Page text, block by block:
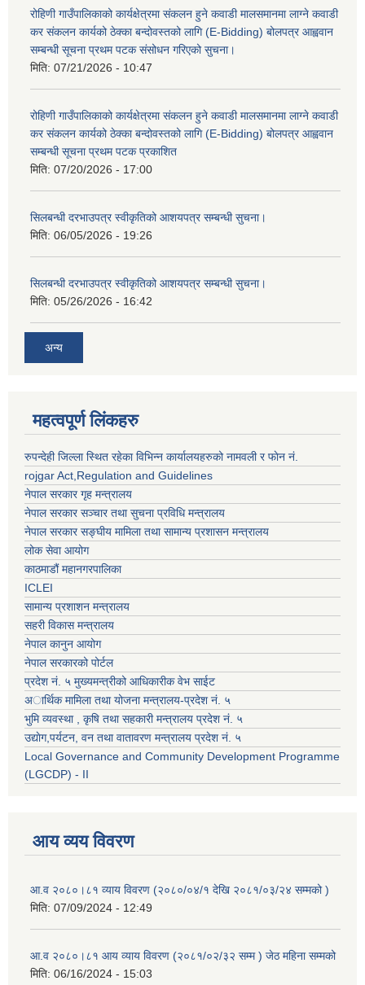
रोहिणी गाउँपालिकाको कार्यक्षेत्रमा संकलन हुने कवाडी मालसमानमा लाग्ने कवाडी
कर संकलन कार्यको ठेक्का बन्दोवस्तको लागि (E-Bidding) बोलपत्र आह्ववान
सम्बन्धी सूचना प्रथम पटक संसोधन गरिएको सुचना।
मिति: 07/21/2026 - 10:47
रोहिणी गाउँपालिकाको कार्यक्षेत्रमा संकलन हुने कवाडी मालसमानमा लाग्ने कवाडी
कर संकलन कार्यको ठेक्का बन्दोवस्तको लागि (E-Bidding) बोलपत्र आह्ववान
सम्बन्धी सूचना प्रथम पटक प्रकाशित
मिति: 07/20/2026 - 17:00
सिलबन्धी दरभाउपत्र स्वीकृतिको आशयपत्र सम्बन्धी सुचना।
मिति: 06/05/2026 - 19:26
सिलबन्धी दरभाउपत्र स्वीकृतिको आशयपत्र सम्बन्धी सुचना।
मिति: 05/26/2026 - 16:42
अन्य
महत्वपूर्ण लिंकहरु
रुपन्देही जिल्ला स्थित रहेका विभिन्न कार्यालयहरुको नामवली र फाेन न‌ं.
rojgar Act,Regulation and Guidelines
नेपाल सरकार गृह मन्त्रालय
नेपाल सरकार सञ्चार तथा सुचना प्रविधि मन्त्रालय
नेपाल सरकार सङ्घीय मामिला तथा सामान्य प्रशासन मन्त्रालय
लोक सेवा आयोग
काठमाडौं महानगरपालिका
ICLEI
सामान्य प्रशाशन मन्त्रालय
सहरी विकास मन्त्रालय
नेपाल कानुन आयोग
नेपाल सरकारको पोर्टल
प्रदेश नं. ५ मुख्यमन्त्रीको आधिकारीक वेभ साईट
अार्थिक मामिला तथा योजना मन्त्रालय-प्रदेश नं. ५
भुमि व्यवस्था , कृषि तथा सहकारी मन्त्रालय प्रदेश नं. ५
उद्याेग,पर्यटन, वन तथा वातावरण मन्त्रालय प्रदेश नं. ५
Local Governance and Community Development Programme
(LGCDP) - II
आय व्यय विवरण
आ.व २०८०।८१ व्याय विवरण (२०८०/०४/१ देखि २०८१/०३/२४ सम्मको )
मिति: 07/09/2024 - 12:49
आ.व २०८०।८१ आय व्याय विवरण (२०८१/०२/३२ सम्म ) जेठ महिना सम्मको
मिति: 06/16/2024 - 15:03